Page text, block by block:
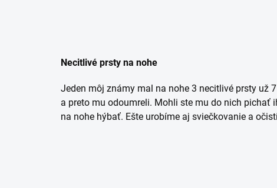
Necitlivé prsty na nohe
Jeden môj známy mal na nohe 3 necitlivé prsty už
a preto mu odoumreli. Mohli ste mu do nich
na nohe hýbať. Ešte urobíme aj sviečkovanie a